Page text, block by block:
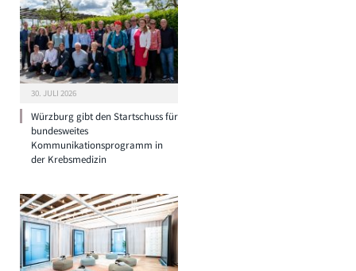
30. JULI 2026
Würzburg gibt den Startschuss für
bundesweites
Kommunikationsprogramm in
der Krebsmedizin